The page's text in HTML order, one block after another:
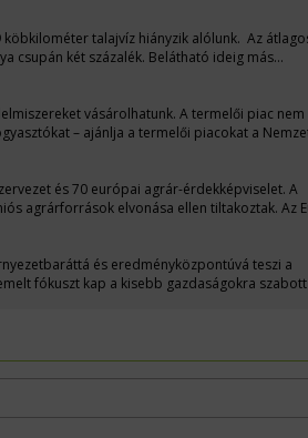
előtt álló kihívásokat és lehetőségeket. Az
lehetőségekről, amelyek segíthetik a
talajvíz hiányzik alólunk. Az
csupán két százalék. Belátható ideig más
Ezeket a súlyos döntéseket
vásárolhatunk. A termelői piac nem
– ajánlja a termelői piacokat a
szakmai rendezvényeken készítik föl a
és 70 európai agrár-érdekképviselet. A
agrárforrások elvonása ellen tiltakoztak. Az
és eredményközpontúvá teszi a
fókuszt kap a kisebb gazdaságokra
az Irányító Hatóság vezetőjével